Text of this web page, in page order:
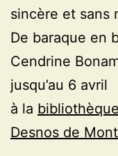
sincère et sans
De baraque en
Cendrine
jusqu’au 6 avril
à la bibliothèque
Desnos de